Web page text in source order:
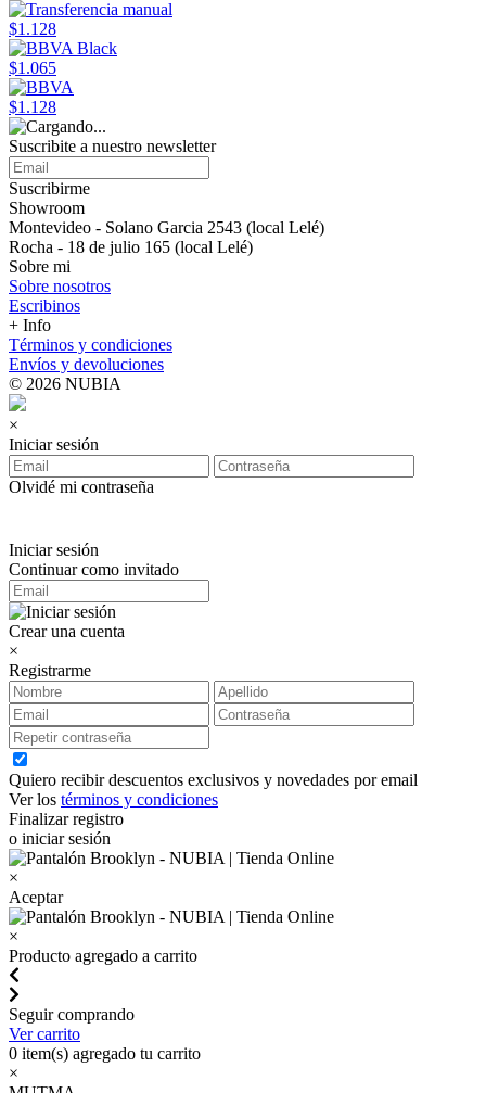
$1.128
$1.065
$1.128
Suscribite a nuestro newsletter
Suscribirme
Showroom
Montevideo - Solano Garcia 2543 (local Lelé)
Rocha - 18 de julio 165 (local Lelé)
Sobre mi
Sobre nosotros
Escribinos
+ Info
Términos y condiciones
Envíos y devoluciones
© 2026 NUBIA
×
Iniciar sesión
Olvidé mi contraseña
Iniciar sesión
Continuar como invitado
Crear una cuenta
×
Registrarme
Quiero recibir descuentos exclusivos y novedades por email
Ver los términos y condiciones
Finalizar registro
o iniciar sesión
×
Aceptar
×
Producto agregado a carrito
Seguir comprando
Ver carrito
0 item(s) agregado tu carrito
×